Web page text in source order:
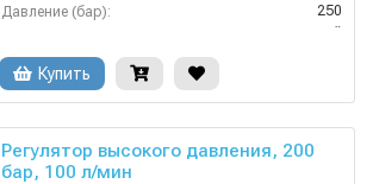
Давление (бар):
250
Купить
Регулятор высокого давления, 200
бар, 100 л/мин